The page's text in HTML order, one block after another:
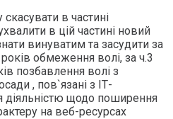
в частині
в цій частині новий
винуватим та засудити за
обмеження волі, за ч.3
позбавлення волі з
, пов`язані з ІТ-
діяльністю щодо поширення
на веб-ресурсах